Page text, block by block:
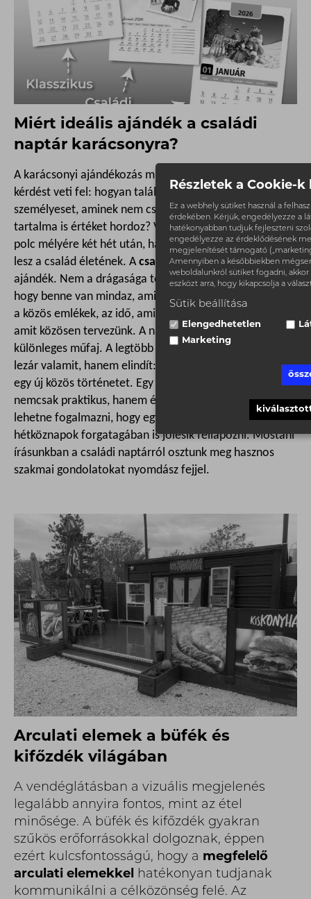
Miért ideális ajándék a családi
naptár karácsonyra?
A karácsonyi ajándékozás minden évben ugyanazt a
kérdést veti fel: hogyan találjunk valami igazán
személyeset, aminek nem csak a csomagolása szép, de
tartalma is értéket hordoz? Valamit, ami nem kerül a
polc mélyére két hét után, hanem nap, mint nap része
lesz a család életének. Acsaládi naptárpontosan ilyen
ajándék. Nem a drágasága teszi értékessé, hanem az,
hogy benne van mindaz, ami fontos. A szeretteink arca,
a közös emlékek, az idő, amit együtt töltünk, és a jövő,
amit közösen tervezünk. A naptár ajándékként
különleges műfaj. A legtöbb tárggyal ellentétben nem
lezár valamit, hanem elindít: egy új évet, egy új ritmust,
egy új közös történetet. Egy jól elkészített családi naptár
nemcsak praktikus, hanem érzelmi tárgy is. Úgy is
lehetne fogalmazni, hogy egy vizuális napló, amit a
hétköznapok forgatagában is jólesik fellapozni. Mostani
írásunkban a családi naptárról osztunk meg hasznos
szakmai gondolatokat nyomdász fejjel.
Arculati elemek a büfék és
kifőzdék világában
A vendéglátásban a vizuális megjelenés
legalább annyira fontos, mint az étel
minősége. A büfék és kifőzdék gyakran
szűkös erőforrásokkal dolgoznak, éppen
ezért kulcsfontosságú, hogy a megfelelő
arculati elemekkel
hatékonyan tudjanak
kommunikálni a célközönség felé. Az
Részletek a Cookie-k
Ez a webhely sütiket használ a
érdekében. Kérjük, engedélyezze a
hatékonyabban tudjuk fejleszteni
engedélyezze az érdeklődésének
megjelenítését támogató
Amennyiben a későbbiekben
weboldalunkról sütiket fogadni, akkor
eszközt arra, hogy kikapcsolja a
Sütik beállítása
Elengedhetetlen
Marketing